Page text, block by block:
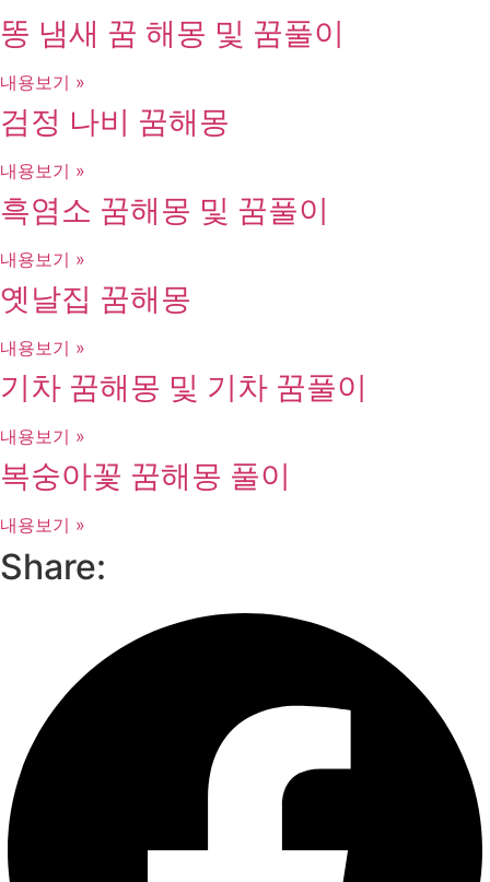
똥 냄새 꿈 해몽 및 꿈풀이
내용보기 »
검정 나비 꿈해몽
내용보기 »
흑염소 꿈해몽 및 꿈풀이
내용보기 »
옛날집 꿈해몽
내용보기 »
기차 꿈해몽 및 기차 꿈풀이
내용보기 »
복숭아꽃 꿈해몽 풀이
내용보기 »
Share: